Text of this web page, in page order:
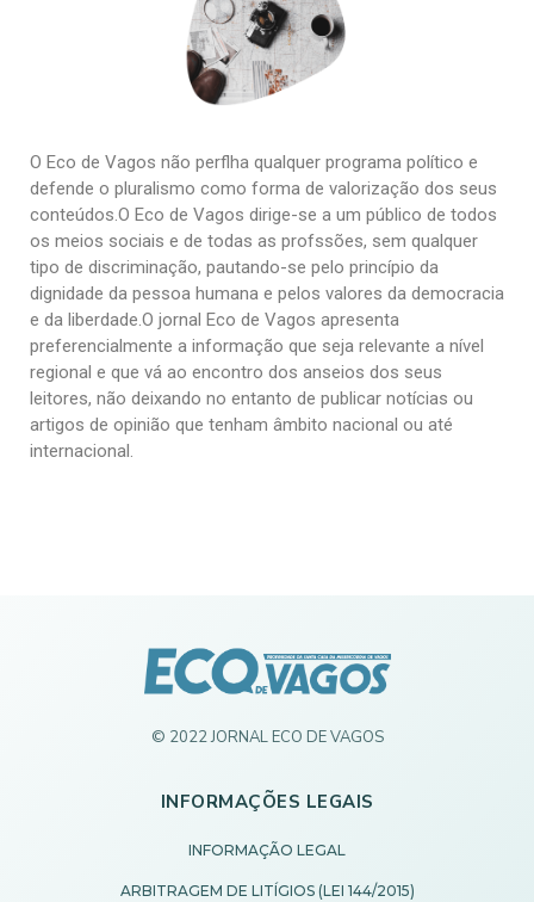
O Eco de Vagos não perflha qualquer programa político e
defende o pluralismo como forma de valorização dos seus
conteúdos.O Eco de Vagos dirige-se a um público de todos
os meios sociais e de todas as profssões, sem qualquer
tipo de discriminação, pautando-se pelo princípio da
dignidade da pessoa humana e pelos valores da democracia
e da liberdade.O jornal Eco de Vagos apresenta
preferencialmente a informação que seja relevante a nível
regional e que vá ao encontro dos anseios dos seus
leitores, não deixando no entanto de publicar notícias ou
artigos de opinião que tenham âmbito nacional ou até
internacional.
© 2022 JORNAL ECO DE VAGOS
INFORMAÇÕES LEGAIS
INFORMAÇÃO LEGAL
ARBITRAGEM DE LITÍGIOS (LEI 144/2015)